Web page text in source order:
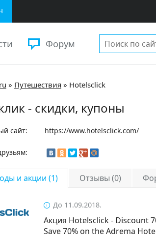
Форум
» Путешествия» Hotelsclick
- скидки, купоны
сайт:
https://www.hotelsclick.com/
и акции (1) Отзывы (0)
До 11.09.2018.
Акция Hotelsclick - Discount
Save 70% on the Adrema